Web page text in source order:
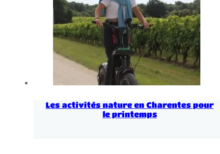
Les activités nature en Charentes pour
le printemps